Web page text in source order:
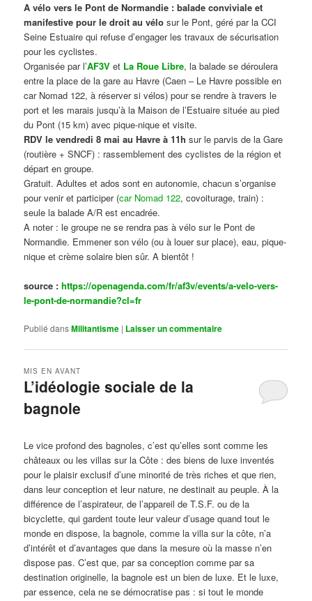
A vélo vers le Pont de Normandie : balade conviviale et
manifestive pour le droit au vélo sur le Pont, géré par la CCI
Seine Estuaire qui refuse d’engager les travaux de sécurisation
pour les cyclistes.
Organisée par l’AF3V et La Roue Libre, la balade se déroulera
entre la place de la gare au Havre (Caen – Le Havre possible en
car Nomad 122, à réserver si vélos) pour se rendre à travers le
port et les marais jusqu’à la Maison de l’Estuaire située au pied
du Pont (15 km) avec pique-nique et visite.
RDV le vendredi 8 mai au Havre à 11h sur le parvis de la Gare
(routière + SNCF) : rassemblement des cyclistes de la région et
départ en groupe.
Gratuit. Adultes et ados sont en autonomie, chacun s’organise
pour venir et participer (car Nomad 122, covoiturage, train) :
seule la balade A/R est encadrée.
A noter : le groupe ne se rendra pas à vélo sur le Pont de
Normandie. Emmener son vélo (ou à louer sur place), eau, pique-
nique et crème solaire bien sûr. A bientôt !
source :https://openagenda.com/fr/af3v/events/a-velo-vers-
le-pont-de-normandie?cl=fr
Publié dansMilitantisme | Laisser un commentaire
L’idéologie sociale de la
bagnole
MIS EN AVANT
Le vice profond des bagnoles, c’est qu’elles sont comme les
châteaux ou les villas sur la Côte : des biens de luxe inventés
pour le plaisir exclusif d’une minorité de très riches et que rien,
dans leur conception et leur nature, ne destinait au peuple. À la
différence de l’aspirateur, de l’appareil de T.S.F. ou de la
bicyclette, qui gardent toute leur valeur d’usage quand tout le
monde en dispose, la bagnole, comme la villa sur la côte, n’a
d’intérêt et d’avantages que dans la mesure où la masse n’en
dispose pas. C’est que, par sa conception comme par sa
destination originelle, la bagnole est un bien de luxe. Et le luxe,
par essence, cela ne se démocratise pas : si tout le monde